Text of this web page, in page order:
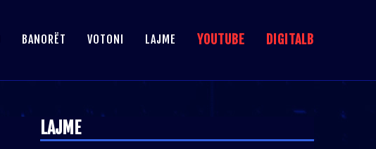
BANORËT VOTONI LAJME YOUTUBE DIGITALB
LAJME